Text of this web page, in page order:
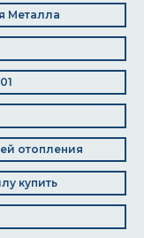
Металла
отопления
купить